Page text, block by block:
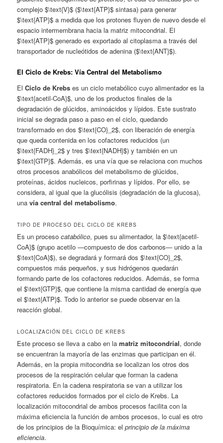
complejo $\text{V}$ ($\text{ATP}$ sintasa) para generar
$\text{ATP}$ a medida que los protones fluyen de nuevo desde el
espacio intermembrana hacia la matriz mitocondrial. El
$\text{ATP}$ generado es exportado al citoplasma a través del
transportador de nucleótidos de adenina ($\text{ANT}$).
El Ciclo de Krebs: Vía Central del Metabolismo
ElCiclo de Krebs es un ciclo metabólico cuyo alimentador es la
$\text{acetil-CoA}$, uno de los productos finales de la
degradación de glúcidos, aminoácidos y lípidos. Este sustrato
inicial se degrada paso a paso en el ciclo, quedando
transformado en dos $\text{CO}_2$, con liberación de energía
que queda contenida en los cofactores reducidos (un
$\text{FADH}_2$ y tres $\text{NADH}$) y también en un
$\text{GTP}$. Además, es una vía que se relaciona con muchos
otros procesos anabólicos del metabolismo de glúcidos,
proteínas, ácidos nucleicos, porfirinas y lípidos. Por ello, se
considera, al igual que la glucólisis (degradación de la glucosa),
unavía central del metabolismo.
TIPO DE PROCESO DEL CICLO DE KREBS
Es un procesocatabólico, pues su alimentador, la $\text{acetil-
CoA}$ (grupo acetilo —compuesto de dos carbonos— unido a la
$\text{CoA}$), se degradará y formará dos $\text{CO}_2$,
compuestos más pequeños, y sus hidrógenos quedarán
formando parte de los cofactores reducidos. Además, se forma
el $\text{GTP}$, que contiene la misma cantidad de energía que
el $\text{ATP}$. Todo lo anterior se puede observar en la
reacción global.
LOCALIZACIÓN DEL CICLO DE KREBS
Este proceso se lleva a cabo en lamatriz mitocondrial, donde
se encuentran la mayoría de las enzimas que participan en él.
Además, en la propia mitocondria se localizan los otros dos
procesos de la respiración celular que forman la cadena
respiratoria. En la cadena respiratoria se van a utilizar los
cofactores reducidos formados por el ciclo de Krebs. La
localización mitocondrial de ambos procesos facilita con la
máxima eficiencia la función de ambos procesos, lo cual es otro
de los principios de la Bioquímica: elprincipio de la máxima
eficiencia.